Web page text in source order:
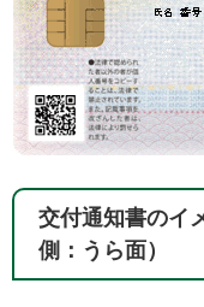
交付通知書のイ
側：うら面）